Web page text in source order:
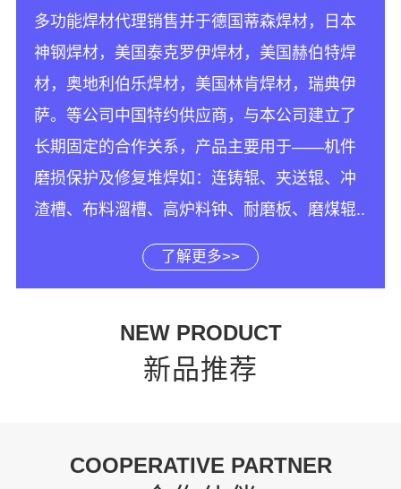
多功能焊材代理销售并于德国蒂森焊材，日本
神钢焊材，美国泰克罗伊焊材，美国赫伯特焊
材，奥地利伯乐焊材，美国林肯焊材，瑞典伊
萨。等公司中国特约供应商，与本公司建立了
长期固定的合作关系，产品主要用于——机件
磨损保护及修复堆焊如：连铸辊、夹送辊、冲
渣槽、布料溜槽、高炉料钟、耐磨板、磨煤辊..
了解更多>>
NEW PRODUCT
新品推荐
COOPERATIVE PARTNER